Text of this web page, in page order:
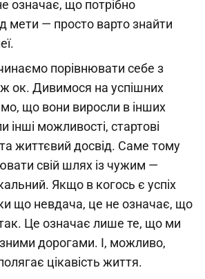
означає, що потрібно
мети — просто варто знайти
порівнювати себе з
ок. Дивимося на успішних
що вони виросли в інших
інші можливості, стартові
життєвий досвід. Саме тому
свій шлях із чужим —
Якщо в когось є успіх
що невдача, це не означає, що
Це означає лише те, що ми
дорогами. І, можливо,
цікавість життя.